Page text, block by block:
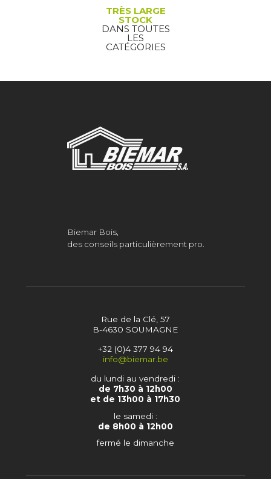
TRÈS LARGE
STOCK
DANS TOUTES
LES
CATÉGORIES
Biemar Bois,
des conseils particulièrement pro.
Rue de la Clé, 57
B-4630 SOUMAGNE
+32 (0)4 377 94 94
info@biemar.be
du lundi au vendredi :
de 7h30 à 12h00
et de 13h00 à 17h30
le samedi :
de 8h00 à 12h00
fermé le dimanche